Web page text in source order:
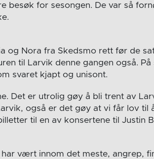
besøk for sesongen. De var så
og Nora fra Skedsmo rett før de
til Larvik denne gangen også.
svaret kjapt og unisont.
Det er utrolig gøy å bli trent av
også er det gøy at vi får lov til
til en av konsertene til Justin
vært innom det meste, angrep,